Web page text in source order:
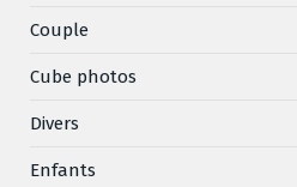
Couple
Cube photos
Divers
Enfants